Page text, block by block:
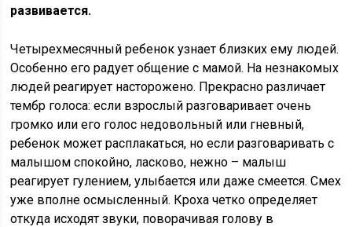
развивается.
Четырехмесячный ребенок узнает близких ему людей.
Особенно его радует общение с мамой. На незнакомых
людей реагирует насторожено. Прекрасно различает
тембр голоса: если взрослый разговаривает очень
громко или его голос недовольный или гневный,
ребенок может расплакаться, но если разговаривать с
малышом спокойно, ласково, нежно – малыш
реагирует гулением, улыбается или даже смеется. Смех
уже вполне осмысленный. Кроха четко определяет
откуда исходят звуки, поворачивая голову в